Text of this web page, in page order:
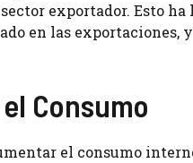
exportador. Esto ha
en las exportaciones,
Consumo
el consumo